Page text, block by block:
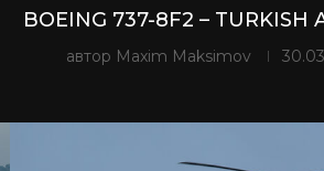
BOEING 737-8F2 – TURKISH
автор Maxim Maksimov